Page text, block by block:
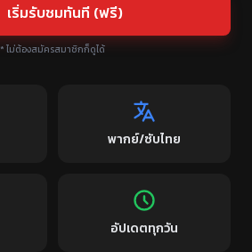
เริ่มรับชมทันที (ฟรี)
* ไม่ต้องสมัครสมาชิกก็ดูได้
พากย์/ซับไทย
อัปเดตทุกวัน